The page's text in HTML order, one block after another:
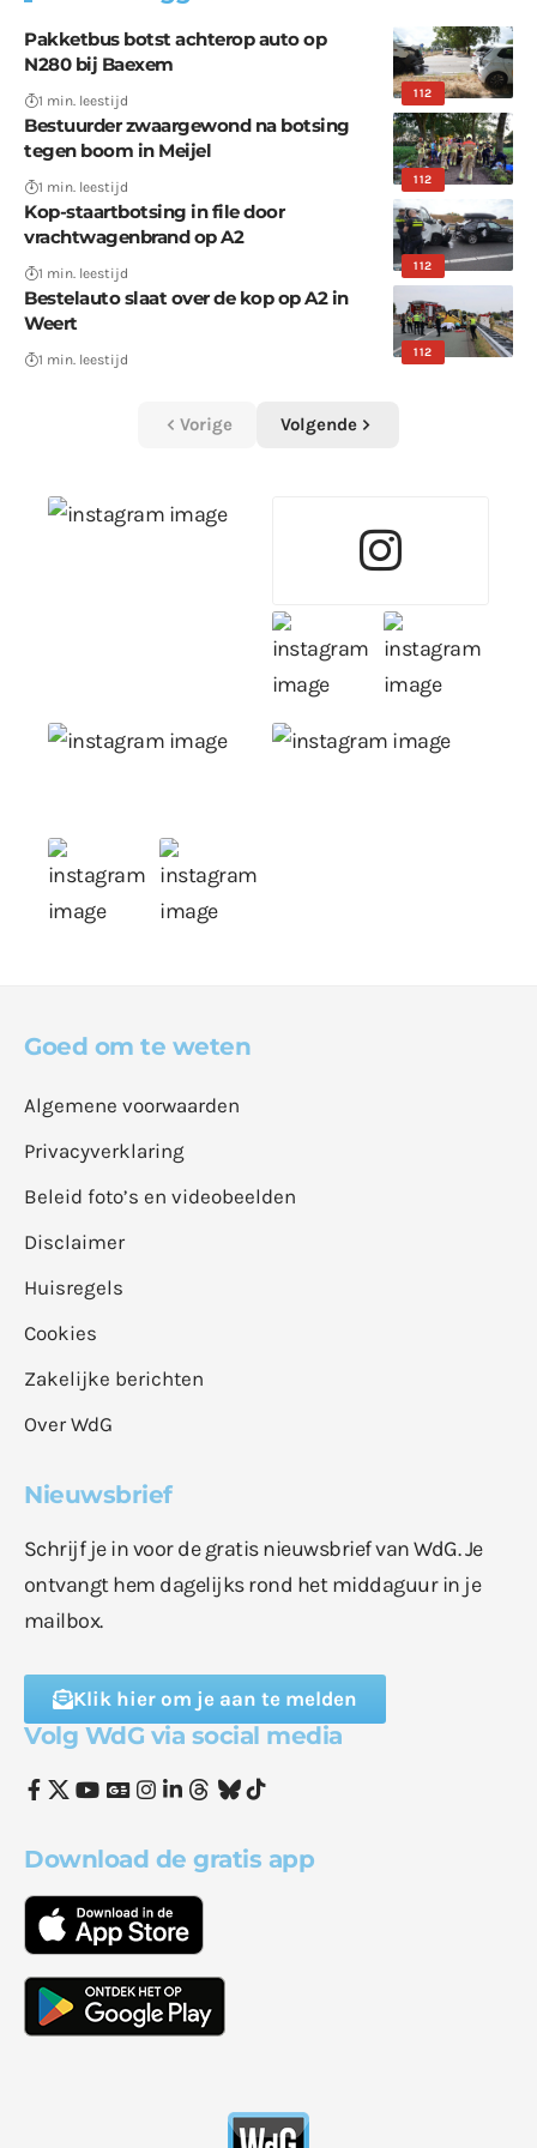
112
Pakketbus botst achterop auto op
N280 bij Baexem
1 min. leestijd
112
Bestuurder zwaargewond na botsing
tegen boom in Meijel
1 min. leestijd
112
Kop-staartbotsing in file door
vrachtwagenbrand op A2
1 min. leestijd
112
Bestelauto slaat over de kop op A2 in
Weert
1 min. leestijd
Vorige Volgende
Goed om te weten
Algemene voorwaarden
Privacyverklaring
Beleid foto’s en videobeelden
Disclaimer
Huisregels
Cookies
Zakelijke berichten
Over WdG
Nieuwsbrief
Schrijf je in voor de gratis nieuwsbrief van WdG. Je
ontvangt hem dagelijks rond het middaguur in je
mailbox.
Klik hier om je aan te melden
Volg WdG via social media
Download de gratis app